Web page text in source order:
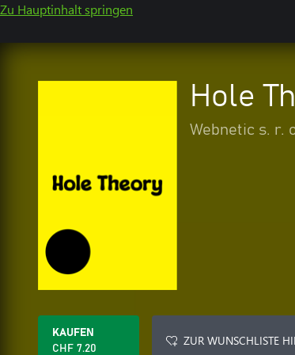
Zu Hauptinhalt springen
Hole
Webnetic s. r.
KAUFEN
CHF 7.20
ZUR WUNSCHLISTE